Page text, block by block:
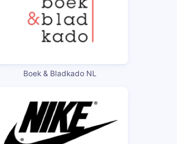
Boek & Bladkado NL